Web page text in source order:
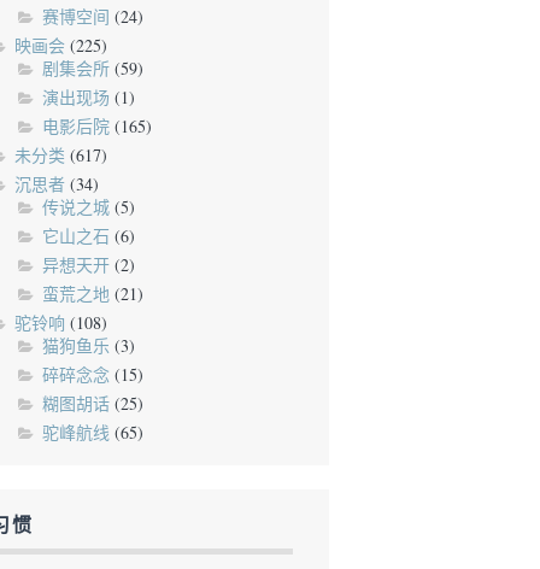
赛博空间 (24)
映画会(225)
剧集会所(59)
演出现场 (1)
电影后院(165)
未分类 (617)
沉思者(34)
传说之城(5)
它山之石 (6)
异想天开(2)
蛮荒之地(21)
驼铃响 (108)
猫狗鱼乐 (3)
碎碎念念 (15)
糊图胡话(25)
驼峰航线 (65)
惯